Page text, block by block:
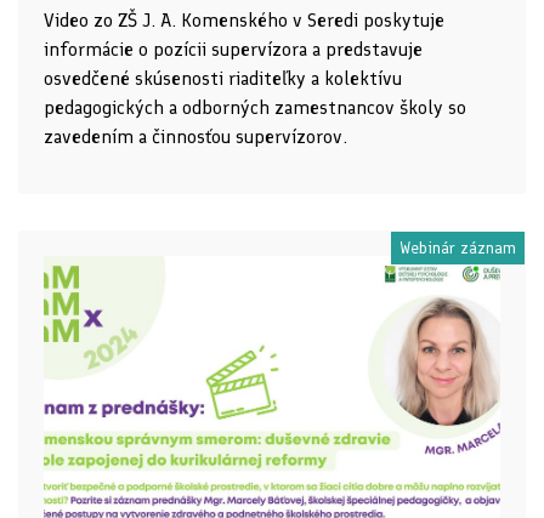
Video zo ZŠ J. A. Komenského v Seredi poskytuje
informácie o pozícii supervízora a predstavuje
osvedčené skúsenosti riaditeľky a kolektívu
pedagogických a odborných zamestnancov školy so
zavedením a činnosťou supervízorov.
Webinár záznam